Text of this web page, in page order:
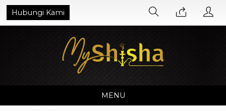
Hubungi Kami
MENU